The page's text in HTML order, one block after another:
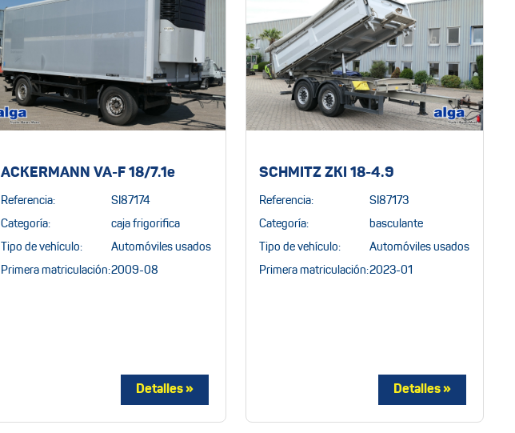
ACKERMANN VA-F 18/7.1e
Referencia: SI87174
Categoría: caja frigorifica
Tipo de vehículo: Automóviles usados
Primera matriculación:2009-08
SCHMITZ ZKI 18-4.9
Referencia: SI87173
Categoría: basculante
Tipo de vehículo: Automóviles usados
Primera matriculación:2023-01